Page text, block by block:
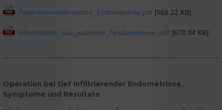
Patientinneninformation_Endometriose.pdf [568.22 KB]
Informations_aux_patientes_l’endométriose..pdf [670.94 KB]
Operation bei tief infiltrierender Endometriose,
Symptome und Resultate